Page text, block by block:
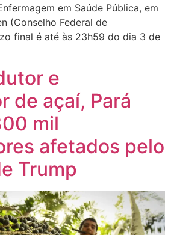
em Saúde Pública, em
(Conselho Federal de
final é até às 23h59 do dia 3 de
e
de açaí, Pará
mil
afetados pelo
Trump